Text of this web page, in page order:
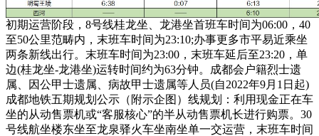
初期运营阶段，8号线桂龙坐、龙港坐首班车时间为06:00，40
至50公里范畴内，末班车时间为23:10;办事更多市平易近乘坐
两条新线出行。末班车时间为23:00，末班车延后至23:20，单
边(桂龙坐-龙港坐)运转时间约为63分钟。成都会户籍烈士遗
属、因公甲士遗属、病故甲士遗属等人员(自2022年9月1日起)
成都地铁五期规划公示（附示企图）线规划：利用现金正在车
坐的从动售票机或“客服核心”的半从动售票机长进行购票。30
号线航坐楼东坐至龙泉驿火车坐南坐单一交运营，末班车时间